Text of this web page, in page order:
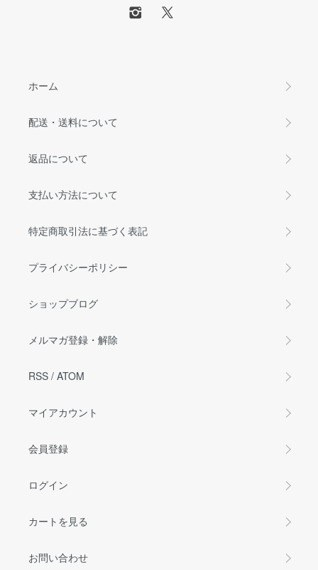
ホーム
配送・送料について
返品について
支払い方法について
特定商取引法に基づく表記
プライバシーポリシー
ショップブログ
メルマガ登録・解除
RSS / ATOM
マイアカウント
会員登録
ログイン
カートを見る
お問い合わせ